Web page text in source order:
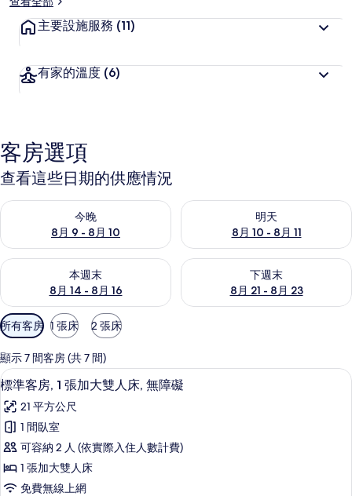
主要設施服務 (11)
有家的溫度 (6)
客房選項
查看這些日期的供應情況
今晚
8月 9 - 8月 10
查看今晚 (8月 9 - 8月 10) 的供應情況
明天
8月 10 - 8月 11
查看明天 (8月 10 - 8月 11) 的
本週末
8月 14 - 8月 16
查看本週末 (8月 14 - 8月 16) 的供應情況
下週末
8月 21 - 8月 23
查看下週末 (8月 21 - 8月 23)
可
用
的
客
房
篩
選
條
所有客房 1 張床 2 張床
顯示 7 間客房 (共 7 間)
顯
示
標
準
客
房,
低過敏寢具、客房內保險箱、筆電工
8
標準客房, 1 張加大雙人床, 無障礙
21 平方公尺
1 間臥室
可容納 2 人 (依實際入住人數計費)
1 張加大雙人床
免費無線上網